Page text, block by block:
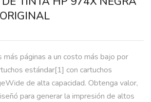
más páginas a un costo más bajo por
estándar[1] con cartuchos
de alta capacidad. Obtenga valor,
para generar la impresión de altos